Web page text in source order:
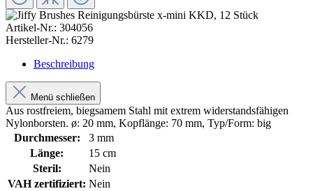
Artikel-Nr.: 304056
Hersteller-Nr.: 6279
Beschreibung
Menü schließen
Aus rostfreiem, biegsamem Stahl mit extrem widerstandsfähigen
Nylonborsten. ø: 20 mm, Kopflänge: 70 mm, Typ/Form: big
Durchmesser:
3 mm
Länge:
15 cm
Steril:
Nein
VAH zertifiziert: Nein